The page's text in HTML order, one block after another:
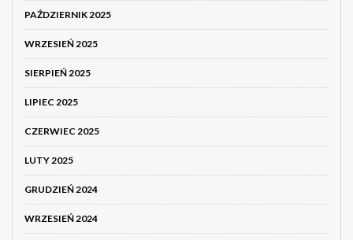
PAŹDZIERNIK 2025
WRZESIEŃ 2025
SIERPIEŃ 2025
LIPIEC 2025
CZERWIEC 2025
LUTY 2025
GRUDZIEŃ 2024
WRZESIEŃ 2024